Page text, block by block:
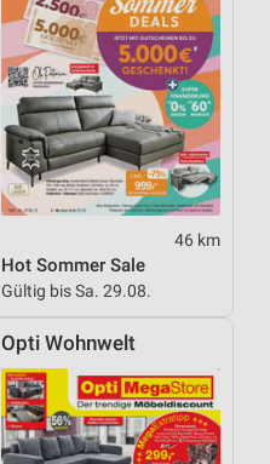
46 km
Hot Sommer Sale
Gültig bis Sa. 29.08.
Opti Wohnwelt